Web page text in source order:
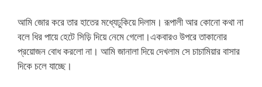
আমি জোর করে তার হাতের মধ্যেঢুকিয়ে দিলাম। রূপালী আর কোনো কথা না
বলে ধির পায়ে হেটে সিড়ি দিয়ে নেমে গেলো।একবারও উপরে তাকানোর
প্রয়োজন বোধ করলো না। আমি জানালা দিয়ে দেখলাম সে চাচামিয়ার বাসার
দিকে চলে যাচ্ছে।